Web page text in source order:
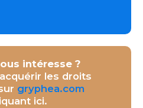
intéresse ?
les droits
gryphea.com
ici.